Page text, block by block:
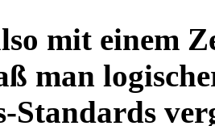
mit einem
man
Standards